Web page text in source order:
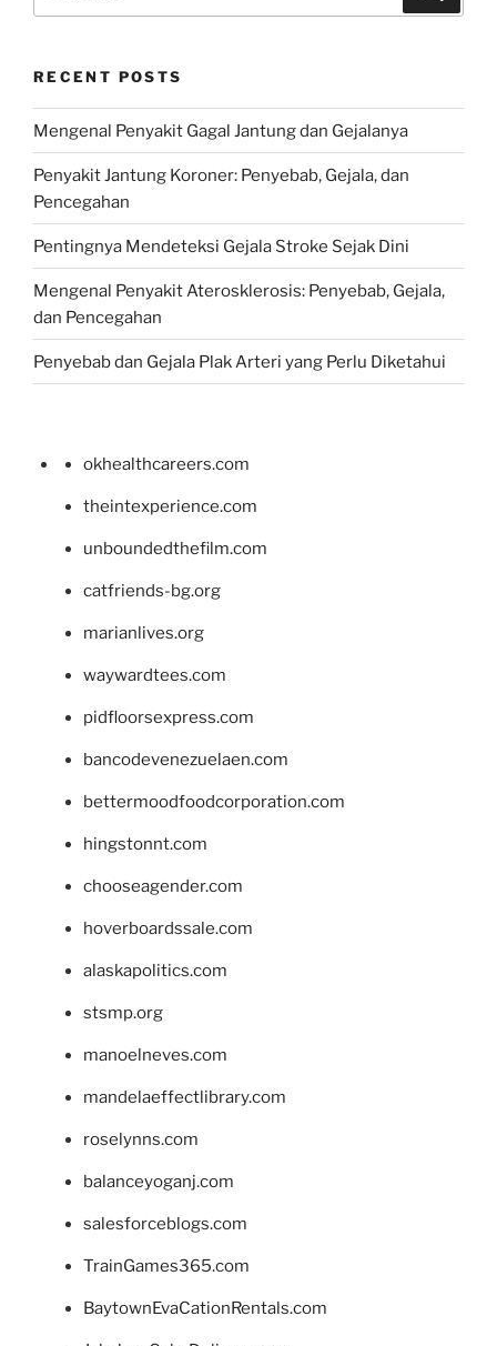
RECENT POSTS
Mengenal Penyakit Gagal Jantung dan Gejalanya
Penyakit Jantung Koroner: Penyebab, Gejala, dan
Pencegahan
Pentingnya Mendeteksi Gejala Stroke Sejak Dini
Mengenal Penyakit Aterosklerosis: Penyebab, Gejala,
dan Pencegahan
Penyebab dan Gejala Plak Arteri yang Perlu Diketahui
okhealthcareers.com
theintexperience.com
unboundedthefilm.com
catfriends-bg.org
marianlives.org
waywardtees.com
pidfloorsexpress.com
bancodevenezuelaen.com
bettermoodfoodcorporation.com
hingstonnt.com
chooseagender.com
hoverboardssale.com
alaskapolitics.com
stsmp.org
manoelneves.com
mandelaeffectlibrary.com
roselynns.com
balanceyoganj.com
salesforceblogs.com
TrainGames365.com
BaytownEvaCationRentals.com